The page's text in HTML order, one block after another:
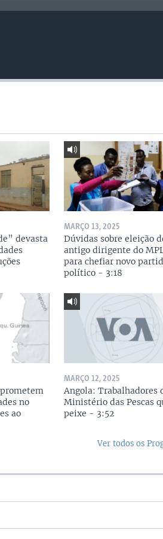
devasta
MARÇO 13, 2025
Dúvidas sobre eleição
antigo dirigente do
para chefiar novo
político - 3:18
no
ao
MARÇO 12, 2025
Angola: Trabalhadores
Ministério das Pescas
peixe - 3:52
Ver todos os